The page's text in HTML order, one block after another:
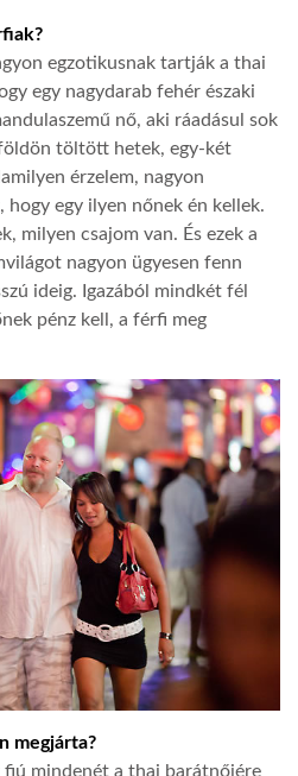
egzotikusnak tartják a thai
egy nagydarab fehér északi
nő, aki ráadásul sok
töltött hetek, egy-két
érzelem, nagyon
egy ilyen nőnek én kellek.
milyen csajom van. És ezek a
nagyon ügyesen fenn
ideig. Igazából mindkét fél
pénz kell, a férfi meg
megjárta?
mindenét a thai barátnőjére